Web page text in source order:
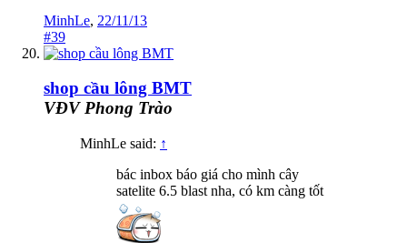
MinhLe, 22/11/13
#39
shop cầu lông BMT
VĐV Phong Trào
MinhLe said: ↑
bác inbox báo giá cho mình cây
satelite 6.5 blast nha, có km càng tốt